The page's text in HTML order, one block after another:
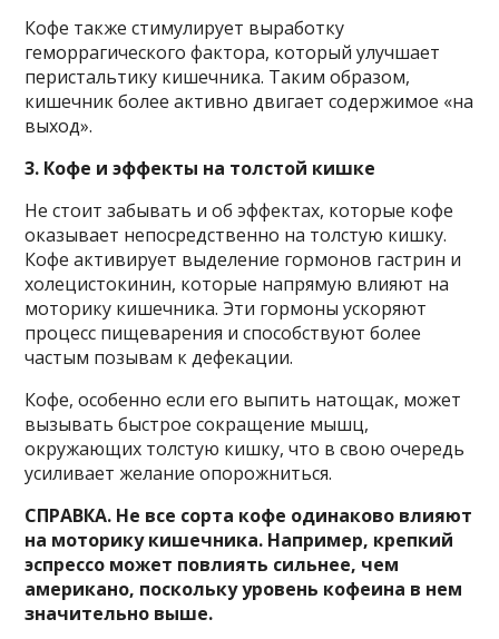
Кофе также стимулирует выработку
геморрагического фактора, который улучшает
перистальтику кишечника. Таким образом,
кишечник более активно двигает содержимое «на
выход».
3. Кофе и эффекты на толстой кишке
Не стоит забывать и об эффектах, которые кофе
оказывает непосредственно на толстую кишку.
Кофе активирует выделение гормонов гастрин и
холецистокинин, которые напрямую влияют на
моторику кишечника. Эти гормоны ускоряют
процесс пищеварения и способствуют более
частым позывам к дефекации.
Кофе, особенно если его выпить натощак, может
вызывать быстрое сокращение мышц,
окружающих толстую кишку, что в свою очередь
усиливает желание опорожниться.
СПРАВКА. Не все сорта кофе одинаково влияют
на моторику кишечника. Например, крепкий
эспрессо может повлиять сильнее, чем
американо, поскольку уровень кофеина в нем
значительно выше.